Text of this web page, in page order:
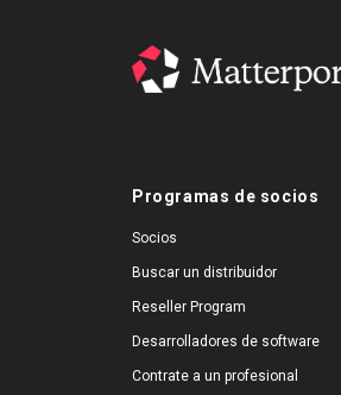
Programas de socios
Socios
Buscar un distribuidor
Reseller Program
Desarrolladores de software
Contrate a un profesional